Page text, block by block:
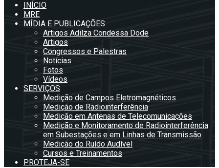
INÍCIO
MRE
MÍDIA E PUBLICAÇÕES
Artigos Adilza Condessa Dode
Artigos
Congressos e Palestras
Notícias
Fotos
Vídeos
SERVIÇOS
Medição de Campos Eletromagnéticos
Medição de Radiointerferência
Medição em Antenas de Telecomunicações
Medição e Monitoramento de Radiointerferência
em Subestações e em Linhas de Transmissão
Medição do Ruído Audível
Cursos e Treinamentos
PROTEJA-SE